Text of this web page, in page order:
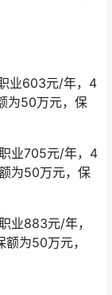
业603元/年，4
为50万元，保
业705元/年，4
为50万元，保
业883元/年，
为50万元，